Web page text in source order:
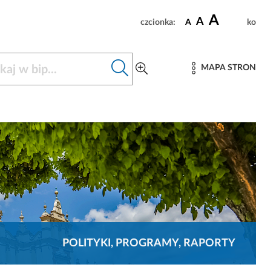
czcionka: A A A
MAPA
POLITYKI, PROGRAMY, RAPORTY